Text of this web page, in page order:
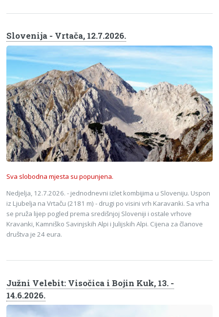
Slovenija - Vrtača, 12.7.2026.
Sva slobodna mjesta su popunjena.
Nedjelja, 12.7.2026. - jednodnevni izlet kombijima u Sloveniju. Uspon
iz Ljubelja na Vrtaču (2181 m) - drugi po visini vrh Karavanki. Sa vrha
se pruža lijep pogled prema središnjoj Sloveniji i ostale vrhove
Kravanki, Kamniško Savinjskih Alpi i Julijskih Alpi. Cijena za članove
društva je 24 eura.
Južni Velebit: Visočica i Bojin Kuk, 13. -
14.6.2026.